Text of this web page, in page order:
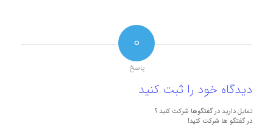
0
پاسخ
دیدگاه خود را ثبت کنید
تمایل دارید در گفتگوها شرکت کنید ؟
در گفتگو ها شرکت کنید!